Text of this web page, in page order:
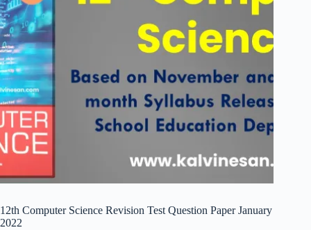
12th Computer Science Revision Test Question Paper January
2022